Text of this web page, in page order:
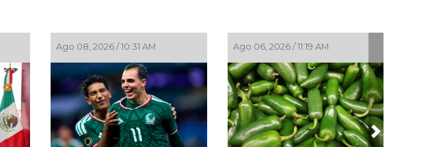
Ago 06, 2026 / 11:19 AM Ago 05, 2026 / 8:55 PM
Next